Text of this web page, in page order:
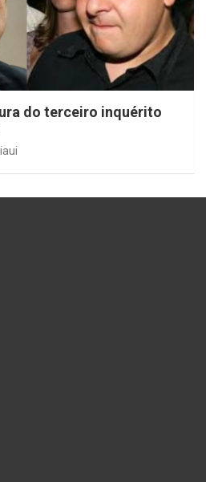
do terceiro inquérito